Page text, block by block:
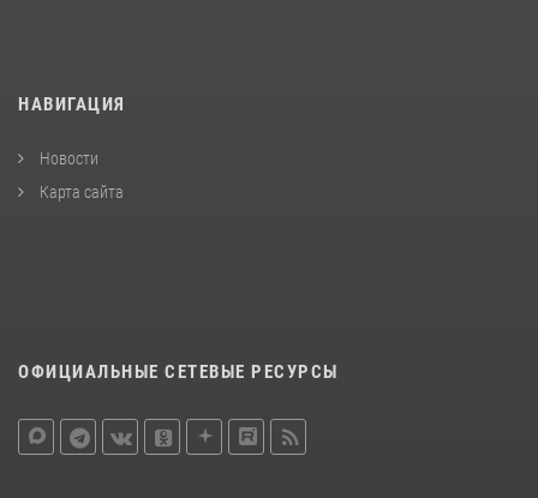
НАВИГАЦИЯ
Новости
Карта сайта
ОФИЦИАЛЬНЫЕ СЕТЕВЫЕ РЕСУРСЫ